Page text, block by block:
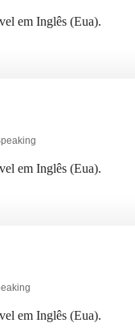
em Inglês (Eua).
em Inglês (Eua).
em Inglês (Eua).